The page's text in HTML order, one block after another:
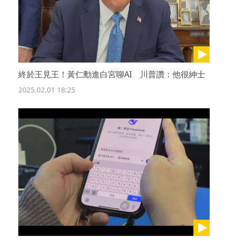
終於王見王！黃仁勳進白宮聊AI 川普讚：他很紳士
2025.02.01 18:25